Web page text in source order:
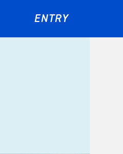
ENTRY